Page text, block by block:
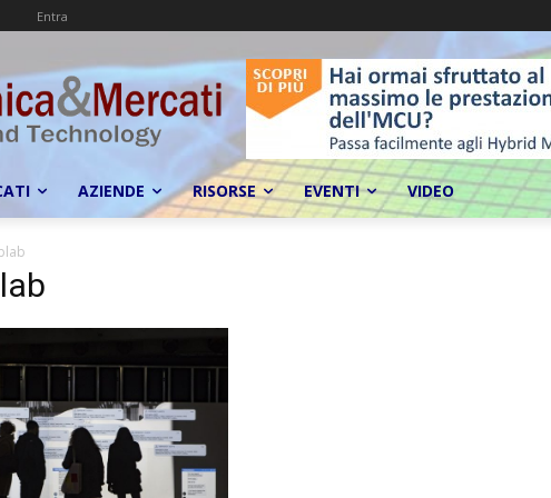
Entra
AZIENDE RISORSE EVENTI VIDEO